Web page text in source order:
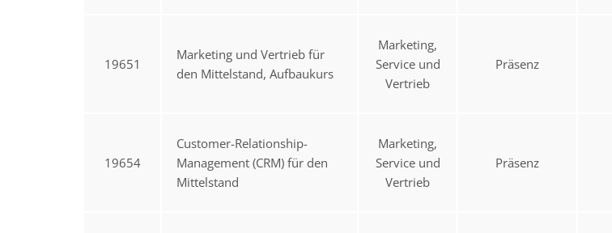
19651
Marketing und Vertrieb für
den Mittelstand, Aufbaukurs
Marketing,
Service und
Vertrieb
Präsenz
19654
Customer-Relationship-
Management (CRM) für den
Mittelstand
Marketing,
Service und
Vertrieb
Präsenz